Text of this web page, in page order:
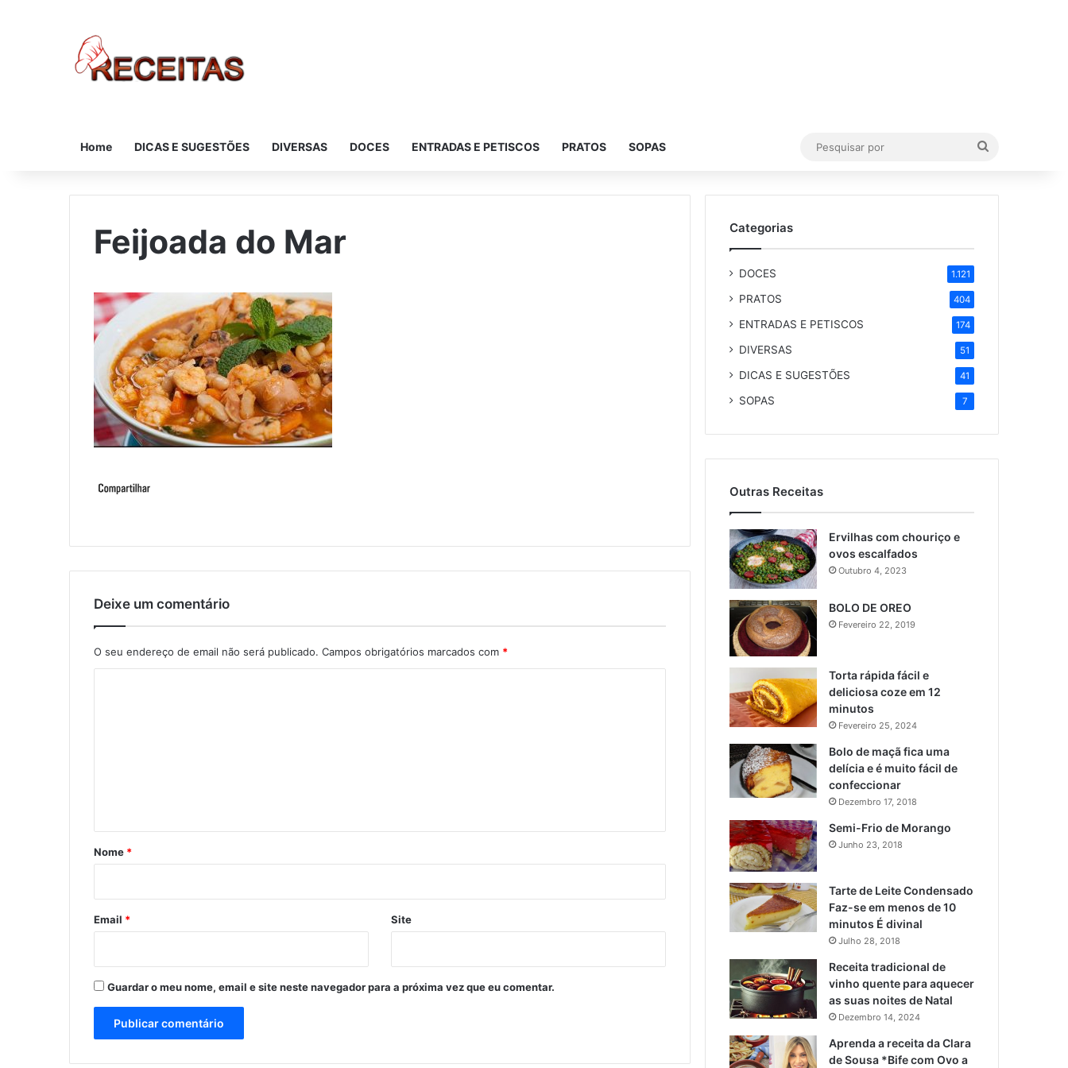
Home DICAS E SUGESTÕES DIVERSAS DOCES ENTRADAS E PETISCOS PRATOS SOPAS
Feijoada do Mar
Deixe um comentário
O seu endereço de email não será publicado. Campos obrigatórios marcados com *
r
*
Nome *
Email * Site
Guardar o meu nome, email e site neste navegador para a próxima vez que eu comentar.
Categorias
DOCES 1.121
PRATOS 404
ENTRADAS E PETISCOS 174
DIVERSAS 51
DICAS E SUGESTÕES 41
SOPAS 7
Outras Receitas
Ervilhas com chouriço e
ovos escalfados
Outubro 4, 2023
BOLO DE OREO
Fevereiro 22, 2019
Torta rápida fácil e
deliciosa coze em 12
minutos
Fevereiro 25, 2024
Bolo de maçã fica uma
delícia e é muito fácil de
confeccionar
Dezembro 17, 2018
Semi-Frio de Morango
Junho 23, 2018
Tarte de Leite Condensado
Faz-se em menos de 10
minutos É divinal
Julho 28, 2018
Receita tradicional de
vinho quente para aquecer
as suas noites de Natal
Dezembro 14, 2024
Aprenda a receita da Clara
de Sousa *Bife com Ovo a